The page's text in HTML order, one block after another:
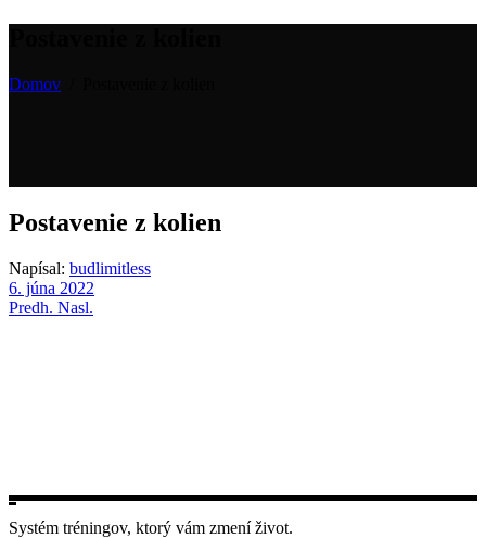
Domov
Postavenie z kolien
Napísal: budlimitless
6. júna 2022
Predh. Nasl.
Systém tréningov, ktorý vám zmení život.